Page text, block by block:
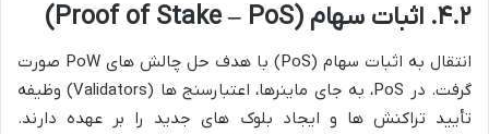
۴.۲. اثبات سهام (Proof of Stake – PoS)
انتقال به اثبات سهام (PoS) با هدف حل چالش های PoW صورت
گرفت. در PoS، به جای ماینرها، اعتبارسنج ها (Validators) وظیفه
تأیید تراکنش ها و ایجاد بلوک های جدید را بر عهده دارند.